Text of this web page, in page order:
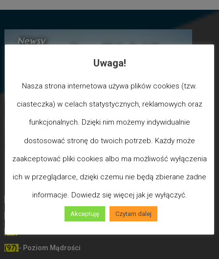
biologicznej
(100) - Bóg/Duch istnieje / JA JESTEM
Poziom poświęceń LDW
(97) - Poziom Mądrości
Uwaga!
Nasza strona internetowa używa plików cookies (tzw.
ciasteczka) w celach statystycznych, reklamowych oraz
funkcjonalnych. Dzięki nim możemy indywidualnie
dostosować stronę do twoich potrzeb. Każdy może
zaakceptować pliki cookies albo ma możliwość wyłączenia
ich w przeglądarce, dzięki czemu nie będą zbierane żadne
informacje. Dowiedz się więcej jak je wyłączyć.
Akceptuję Czytam dalej